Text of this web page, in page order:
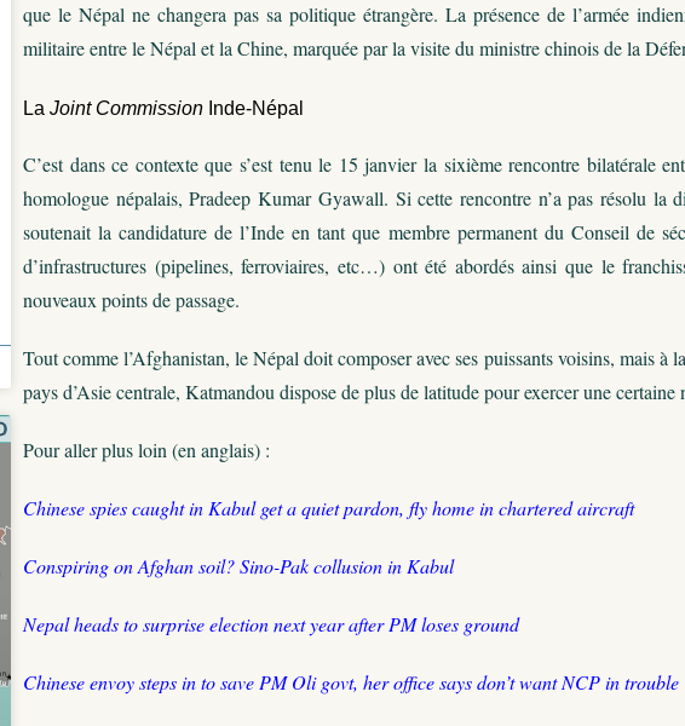
que le Népal ne changera pas sa politique étrangère. La présence de l’armée
militaire entre le Népal et la Chine, marquée par la visite du ministre chinois de la
La Joint Commission Inde-Népal
C’est dans ce contexte que s’est tenu le 15 janvier la sixième rencontre bilatérale
homologue népalais, Pradeep Kumar Gyawall. Si cette rencontre n’a pas résolu
soutenait la candidature de l’Inde en tant que membre permanent du Conseil de
d’infrastructures (pipelines, ferroviaires, etc…) ont été abordés ainsi que le
nouveaux points de passage.
Tout comme l’Afghanistan, le Népal doit composer avec ses puissants voisins, mais
pays d’Asie centrale, Katmandou dispose de plus de latitude pour exercer une certaine
Pour aller plus loin (en anglais) :
Chinese spies caught in Kabul get a quiet pardon, fly home in chartered aircraft
Conspiring on Afghan soil? Sino-Pak collusion in Kabul
Nepal heads to surprise election next year after PM loses ground
Chinese envoy steps in to save PM Oli govt, her office says don’t want NCP in trouble